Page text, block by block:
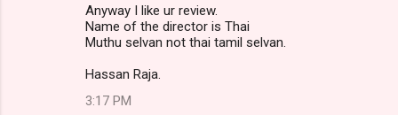
Anyway I like ur review.
Name of the director is Thai
Muthu selvan not thai tamil selvan.
Hassan Raja.
3:17 PM